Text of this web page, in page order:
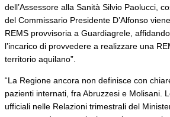
dell’Assessore alla Sanità Silvio Paolucci,
del Commissario Presidente D’Alfonso
REMS provvisoria a Guardiagrele, affidando
l’incarico di provvedere a realizzare una
territorio aquilano”.
“La Regione ancora non definisce con
pazienti internati, fra Abruzzesi e Molisani.
ufficiali nelle Relazioni trimestrali del